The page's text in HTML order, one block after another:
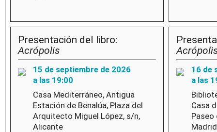
Presentación del libro:
Acrópolis
15 de septiembre de 2026
a las 19:00
Casa Mediterráneo, Antigua
Estación de Benalúa, Plaza del
Arquitecto Miguel López, s/n,
Alicante
16 de
a las
Casa
Paseo
Madrid